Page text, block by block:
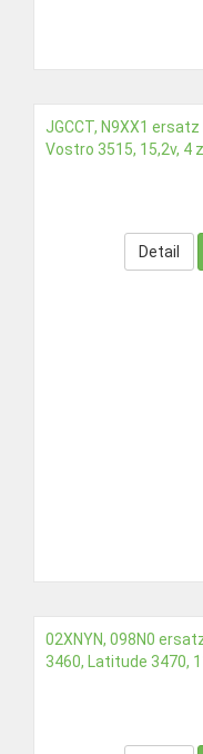
JGCCT, N9XX1
Vostro 3515, 15,2v, 4
Detail
02XNYN, 098N0
3460, Latitude 3470,